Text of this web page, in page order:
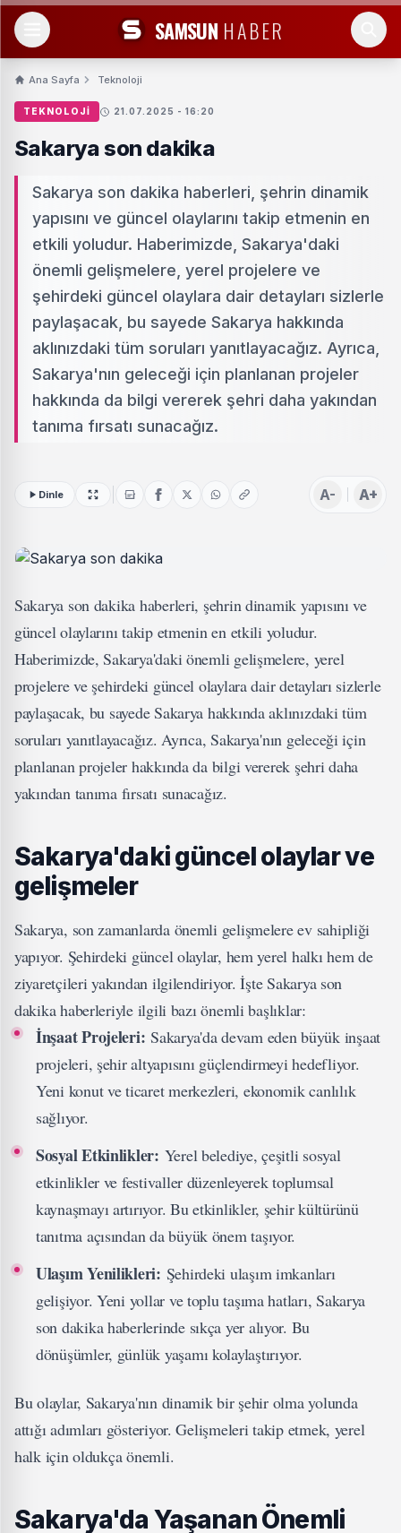
SAMSUN HABER
Ana Sayfa Teknoloji
TEKNOLOJI 21.07.2025 - 16:20
Sakarya son dakika
Sakarya son dakika haberleri, şehrin dinamik
yapısını ve güncel olaylarını takip etmenin en
etkili yoludur. Haberimizde, Sakarya'daki
önemli gelişmelere, yerel projelere ve
şehirdeki güncel olaylara dair detayları sizlerle
paylaşacak, bu sayede Sakarya hakkında
aklınızdaki tüm soruları yanıtlayacağız. Ayrıca,
Sakarya'nın geleceği için planlanan projeler
hakkında da bilgi vererek şehri daha yakından
tanıma fırsatı sunacağız.
Dinle A- A+
Sakarya son dakika haberleri, şehrin dinamik yapısını ve
güncel olaylarını takip etmenin en etkili yoludur.
Haberimizde, Sakarya'daki önemli gelişmelere, yerel
projelere ve şehirdeki güncel olaylara dair detayları sizlerle
paylaşacak, bu sayede Sakarya hakkında aklınızdaki tüm
soruları yanıtlayacağız. Ayrıca, Sakarya'nın geleceği için
planlanan projeler hakkında da bilgi vererek şehri daha
yakından tanıma fırsatı sunacağız.
Sakarya'daki güncel olaylar ve
gelişmeler
Sakarya, son zamanlarda önemli gelişmelere ev sahipliği
yapıyor. Şehirdeki güncel olaylar, hem yerel halkı hem de
ziyaretçileri yakından ilgilendiriyor. İşte Sakarya son
dakika haberleriyle ilgili bazı önemli başlıklar:
İnşaat Projeleri: Sakarya'da devam eden büyük inşaat
projeleri, şehir altyapısını güçlendirmeyi hedefliyor.
Yeni konut ve ticaret merkezleri, ekonomik canlılık
sağlıyor.
Sosyal Etkinlikler: Yerel belediye, çeşitli sosyal
etkinlikler ve festivaller düzenleyerek toplumsal
kaynaşmayı artırıyor. Bu etkinlikler, şehir kültürünü
tanıtma açısından da büyük önem taşıyor.
Ulaşım Yenilikleri: Şehirdeki ulaşım imkanları
gelişiyor. Yeni yollar ve toplu taşıma hatları, Sakarya
son dakika haberlerinde sıkça yer alıyor. Bu
dönüşümler, günlük yaşamı kolaylaştırıyor.
Bu olaylar, Sakarya'nın dinamik bir şehir olma yolunda
attığı adımları gösteriyor. Gelişmeleri takip etmek, yerel
halk için oldukça önemli.
Sakarya'da Yaşanan Önemli